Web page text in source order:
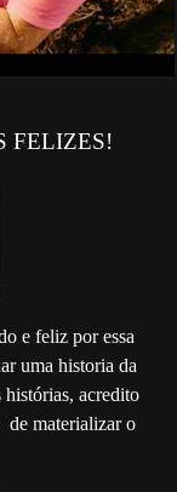
FELIZES!
e feliz por essa
uma historia da
histórias, acredito
de materializar o